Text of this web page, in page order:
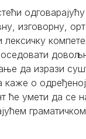
одговарајућу
изговорну,
лексичку
да изрази
о
ће умети да се